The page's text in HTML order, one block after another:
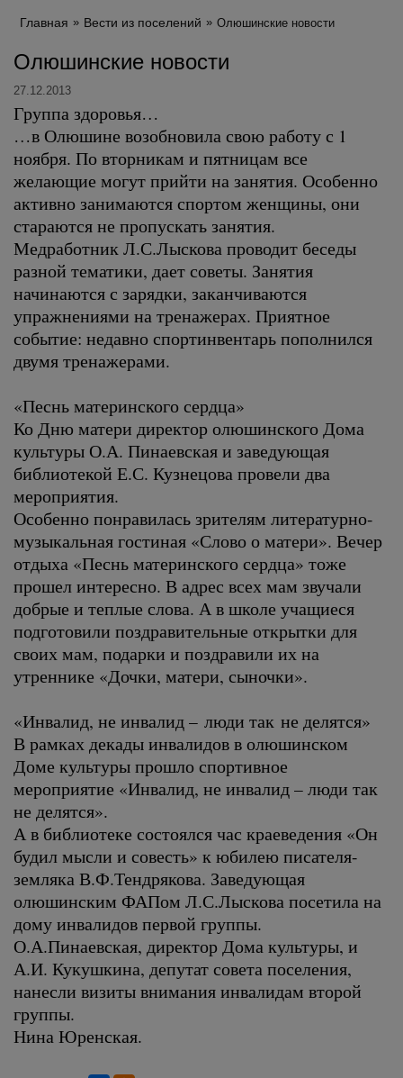
Главная Вести из поселений Олюшинские новости
Олюшинские новости
27.12.2013
Группа здоровья…
…в Олюшине возобновила свою работу с 1
ноября. По вторникам и пятницам все
желающие могут прийти на занятия. Особенно
активно занимаются спортом женщины, они
стараются не пропускать занятия.
Медработник Л.С.Лыскова проводит беседы
разной тематики, дает советы. Занятия
начинаются с зарядки, заканчиваются
упражнениями на тренажерах. Приятное
событие: недавно спортинвентарь пополнился
двумя тренажерами.
«Песнь материнского сердца»
Ко Дню матери директор олюшинского Дома
культуры О.А. Пинаевская и заведующая
библиотекой Е.С. Кузнецова провели два
мероприятия.
Особенно понравилась зрителям литературно-
музыкальная гостиная «Слово о матери». Вечер
отдыха «Песнь материнского сердца» тоже
прошел интересно. В адрес всех мам звучали
добрые и теплые слова. А в школе учащиеся
подготовили поздравительные открытки для
своих мам, подарки и поздравили их на
утреннике «Дочки, матери, сыночки».
«Инвалид, не инвалид – люди так не делятся»
В рамках декады инвалидов в олюшинском
Доме культуры прошло спортивное
мероприятие «Инвалид, не инвалид – люди так
не делятся».
А в библиотеке состоялся час краеведения «Он
будил мысли и совесть» к юбилею писателя-
земляка В.Ф.Тендрякова. Заведующая
олюшинским ФАПом Л.С.Лыскова посетила на
дому инвалидов первой группы.
О.А.Пинаевская, директор Дома культуры, и
А.И. Кукушкина, депутат совета поселения,
нанесли визиты внимания инвалидам второй
группы.
Нина Юренская.